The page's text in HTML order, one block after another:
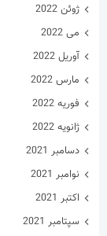
ژوئن 2022
می 2022
آوریل 2022
مارس 2022
فوریه 2022
ژانویه 2022
دسامبر 2021
نوامبر 2021
اکتبر 2021
سپتامبر 2021